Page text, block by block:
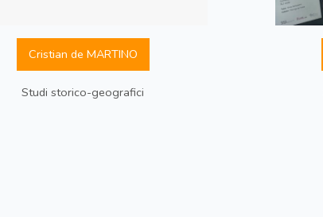
Cristian de MARTINO
Studi storico-geografici